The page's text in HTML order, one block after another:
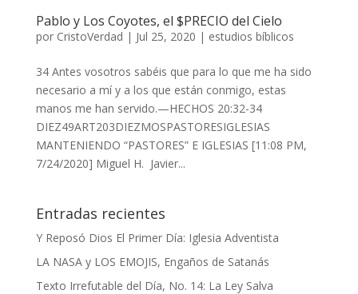
Pablo y Los Coyotes, el $PRECIO del Cielo
por CristoVerdad | Jul 25, 2020 | estudios bíblicos
34 Antes vosotros sabéis que para lo que me ha sido
necesario a mí y a los que están conmigo, estas
manos me han servido.—HECHOS 20:32-34
DIEZ49ART203DIEZMOSPASTORESIGLESIAS
MANTENIENDO “PASTORES” E IGLESIAS [11:08 PM,
7/24/2020] Miguel H. Javier...
Entradas recientes
Y Reposó Dios El Primer Día: Iglesia Adventista
LA NASA y LOS EMOJIS, Engaños de Satanás
Texto Irrefutable del Día, No. 14: La Ley Salva